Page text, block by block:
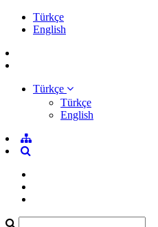
Türkçe
English
Türkçe
Türkçe
English